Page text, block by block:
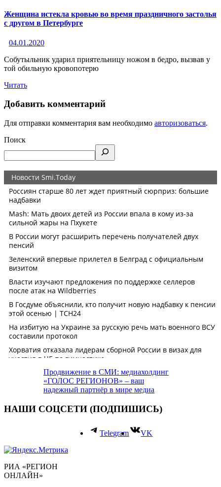
Женщина истекла кровью во время праздничного застолья
с другом в Петербурге
04.01.2020
Собутыльник ударил приятельницу ножом в бедро, вызвав у
той обильную кровопотерю
Читать
Добавить комментарий
Для отправки комментария вам необходимо авторизоваться.
Поиск
Продвижение в СМИ: медиахолдинг
«ГОЛОС РЕГИОНОВ» – ваш
надежный партнёр в мире медиа
НАШИ СОЦСЕТИ (ПОДПИШИСЬ)
Telegram VK
РИА «РЕГИОН
ОНЛАЙН»